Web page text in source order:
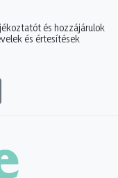
és hozzájárulok
és értesítések